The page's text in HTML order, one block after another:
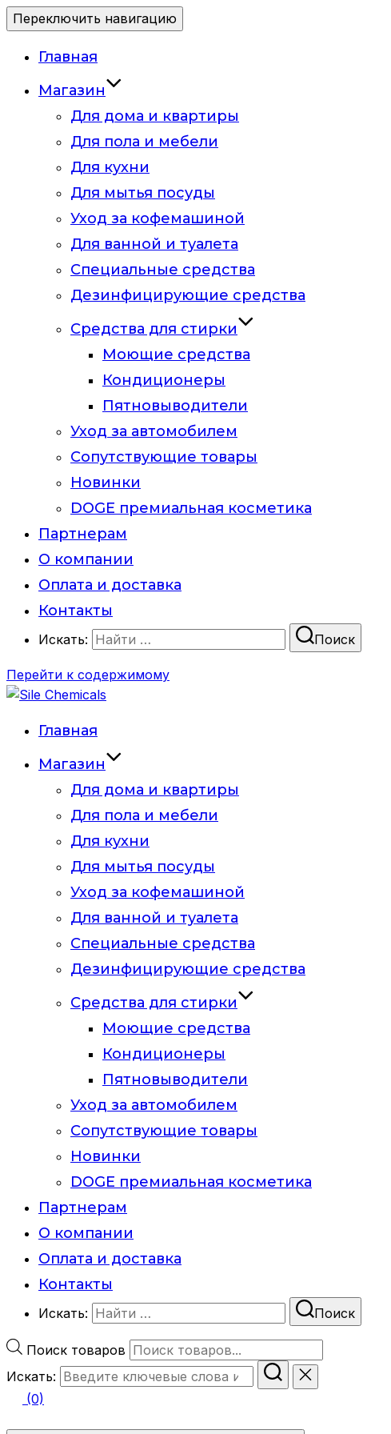
Переключить навигацию
Главная
Магазин
Для дома и квартиры
Для пола и мебели
Для кухни
Для мытья посуды
Уход за кофемашиной
Для ванной и туалета
Специальные средства
Дезинфицирующие средства
Средства для стирки
Моющие средства
Кондиционеры
Пятновыводители
Уход за автомобилем
Сопутствующие товары
Новинки
DOGE премиальная косметика
Партнерам
О компании
Оплата и доставка
Контакты
Искать: Поиск
Перейти к содержимому
Главная
Магазин
Для дома и квартиры
Для пола и мебели
Для кухни
Для мытья посуды
Уход за кофемашиной
Для ванной и туалета
Специальные средства
Дезинфицирующие средства
Средства для стирки
Моющие средства
Кондиционеры
Пятновыводители
Уход за автомобилем
Сопутствующие товары
Новинки
DOGE премиальная косметика
Партнерам
О компании
Оплата и доставка
Контакты
Искать: Поиск
Поиск товаров
Искать:
(0)